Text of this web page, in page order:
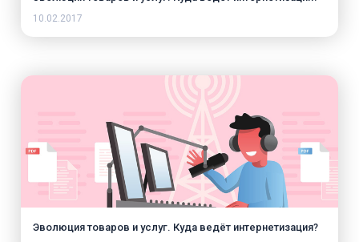
10.02.2017
Эволюция товаров и услуг. Куда ведёт интернетизация?